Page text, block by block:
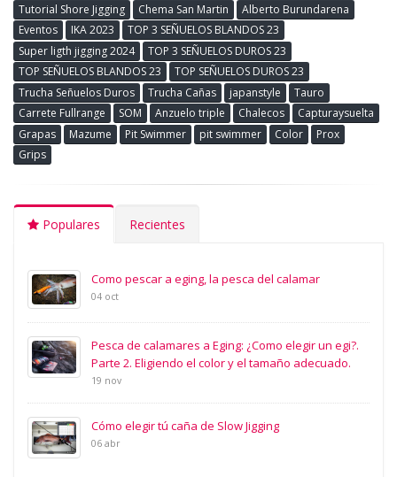
Tutorial Shore Jigging
Chema San Martin
Alberto Burundarena
Eventos
IKA 2023
TOP 3 SEÑUELOS BLANDOS 23
Super ligth jigging 2024
TOP 3 SEÑUELOS DUROS 23
TOP SEÑUELOS BLANDOS 23
TOP SEÑUELOS DUROS 23
Trucha Señuelos Duros
Trucha Cañas japanstyle
Tauro
Carrete Fullrange
SOM Anzuelo triple Chalecos
Capturaysuelta
Grapas
Mazume Pit Swimmer pit swimmer Color
Prox
Grips
Populares Recientes
Como pescar a eging, la pesca del calamar
04 oct
Pesca de calamares a Eging: ¿Como elegir un egi?.
Parte 2. Eligiendo el color y el tamaño adecuado.
19 nov
Cómo elegir tú caña de Slow Jigging
06 abr